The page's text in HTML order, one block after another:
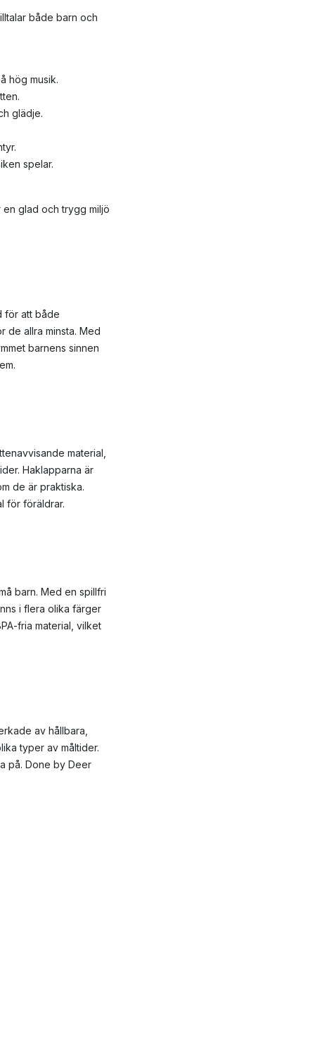
både barn och
hög musik.
glädje.
spelar.
glad och trygg miljö
för att både
de allra minsta. Med
barnens sinnen
material,
Haklapparna är
de är praktiska.
för föräldrar.
barn. Med en spillfri
i flera olika färger
fria material, vilket
av hållbara,
typer av måltider.
på. Done by Deer